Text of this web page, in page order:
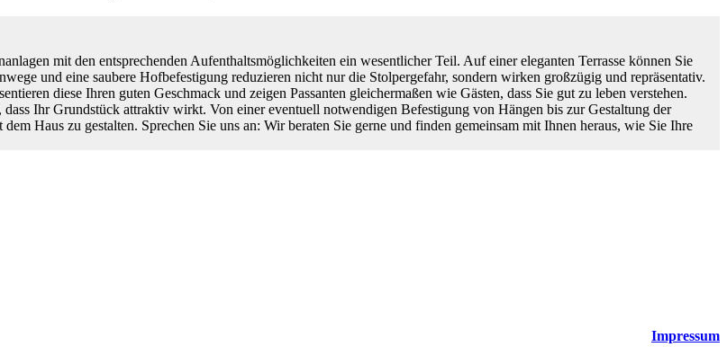
mit den entsprechenden Aufenthaltsmöglichkeiten ein wesentlicher Teil. Auf einer eleganten Terrasse können Sie
und eine saubere Hofbefestigung reduzieren nicht nur die Stolpergefahr, sondern wirken großzügig und repräsentativ.
diese Ihren guten Geschmack und zeigen Passanten gleichermaßen wie Gästen, dass Sie gut zu leben verstehen.
Ihr Grundstück attraktiv wirkt. Von einer eventuell notwendigen Befestigung von Hängen bis zur Gestaltung der
Haus zu gestalten. Sprechen Sie uns an: Wir beraten Sie gerne und finden gemeinsam mit Ihnen heraus, wie Sie Ihre
Impressum